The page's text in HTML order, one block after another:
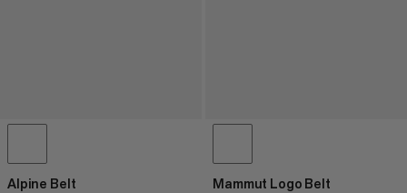
Alpine Belt Mammut Logo Belt